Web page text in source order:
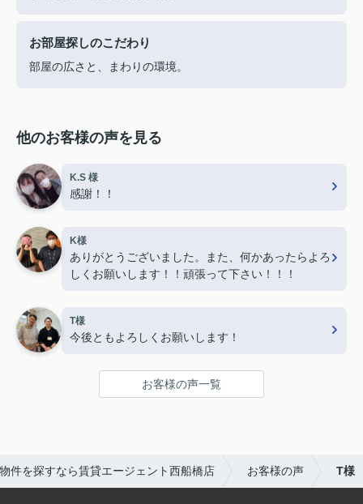
お部屋探しのこだわり
部屋の広さと、まわりの環境。
他のお客様の声を見る
K.S 様
感謝！！
K様
ありがとうございました。また、何かあったらよろ
しくお願いします！！頑張って下さい！！！
T様
今後ともよろしくお願いします！
お客様の声一覧
件を探すなら賃貸エージェント西船橋店 お客様の声 T様